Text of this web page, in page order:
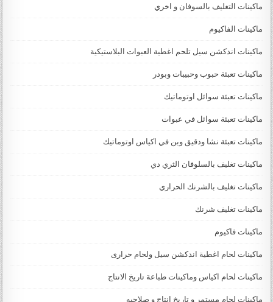
ماكينات التغليف بالسوفان و اخري
ماكينات الفاكيوم
ماكينات اندكشن سيل تلحم اغطية العبوات البلاستيكية
ماكينات تعبئة حبوب وحبيبات وبودر
ماكينات تعبئة سوائل اوتوماتيك
ماكينات تعبئة سوائل في عبوات
ماكينات تعبئة نشا ودقيق وبن في اكياس اوتوماتيك
ماكينات تغليف بالسلوفان الثري دي
ماكينات تغليف بالشرنك الحراري
ماكينات تغليف شرنك
ماكينات فاكيوم
ماكينات لحام اغطية اندكشن سيل ولحام حرارى
ماكينات لحام اكياس وماكينات طباعة تاريخ الانتاج
ماكينات لحام مستمر و تاريخ انتاج و صلاحيه